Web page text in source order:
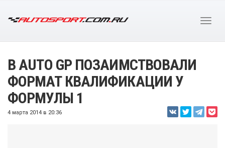
В AUTO GP ПОЗАИМСТВОВАЛИ
ФОРМАТ КВАЛИФИКАЦИИ У
ФОРМУЛЫ 1
4 марта 2014 в 20:36